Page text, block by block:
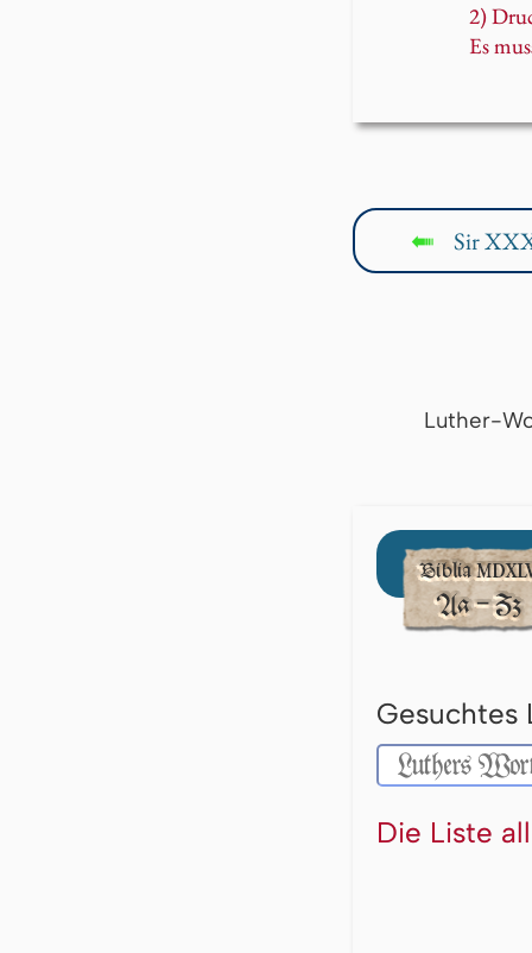
2)
Es
↤ Sir
Luther-
Die Liste